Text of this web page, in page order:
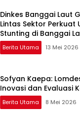
Dinkes Banggai Laut
Lintas Sektor Perkuat
Stunting di Banggai
Berita Utama 13 Mei 2026
Sofyan Kaepa:
Inovasi dan Evaluasi
Berita Utama 8 Mei 2026